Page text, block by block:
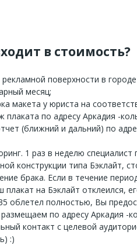
в стоимость?
поверхности в
месяц;
макета у юриста на
плаката по адресу Аркадия -
(ближний и дальний) по
1 раз в неделю специалист
конструкции типа Бэклайт,
брака. Если в течение
плакат на Бэклайт отклеился,
облетел полностью, Вы
по адресу Аркадия -
контакт с целевой
:)